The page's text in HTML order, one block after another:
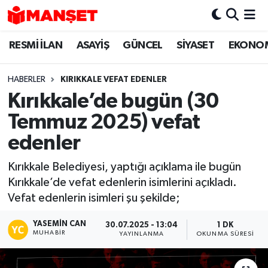
RESMİ İLAN ASAYİŞ GÜNCEL SİYASET
HABERLER KIRIKKALE VEFAT EDENLER
Kırıkkale’de bugün (30
Temmuz 2025) vefat
edenler
Kırıkkale Belediyesi, yaptığı açıklama ile bugün
Kırıkkale’de vefat edenlerin isimlerini açıkladı.
Vefat edenlerin isimleri şu şekilde;
YASEMIN CAN
MUHABIR
30.07.2025 - 13:04
YAYINLANMA
1 DK
OKUNMA SÜRESI
Hava Durumu
Trafik Durumu
Süper Lig Puan Durumu ve Fikstür
Tüm Manşetler
Son Dakika Haberleri
Haber Arşivi